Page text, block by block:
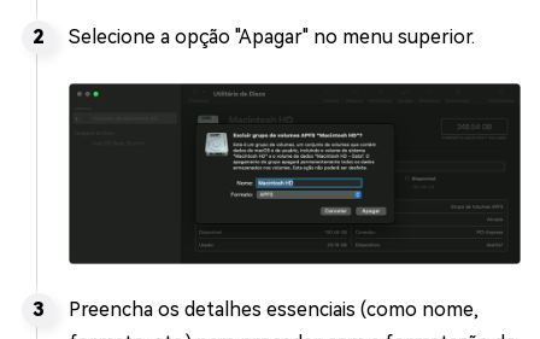
Selecione a opção "Apagar" no menu superior.
Preencha os detalhes essenciais (como nome,